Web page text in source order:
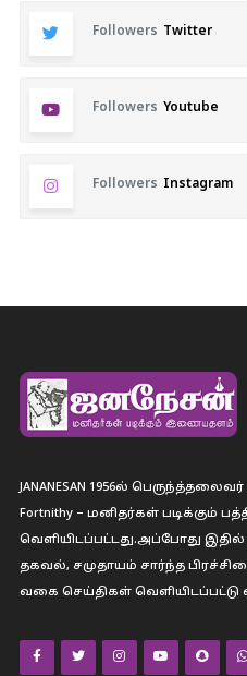
Followers Twitter
Followers Youtube
Followers Instagram
JANANESAN 1956ல்
Fortnithy – மனிதர்கள் படிக்கும்
வெளியிடப்பட்டது.அப்போது
தகவல், சமுதாயம் சார்ந்த
வகை செய்திகள் வெளியிடப்பட்டு